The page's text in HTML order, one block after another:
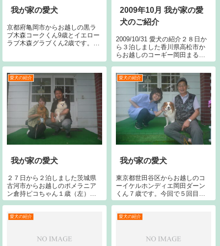
我が家の愛犬
京都府亀岡市からお越しの黒ラ
ブ木森コークくん9歳とイエロー
ラブ木森グラブくん2歳です。今
す。
2009年10月 我が家の愛
犬のご紹介
2009/10/31 愛犬の紹介２８日か
ら３泊しました香川県高松市か
らお越しのコーギー岡田まるく
ん４歳です。宜しくお願いしま
から2泊しました滋賀県大津市か
らお越しのイエローラブ中村ル
ナちゃん11歳で...
愛犬の紹介
我が家の愛犬
２７日から２泊しました茨城県
古河市からお越しのポメラニア
ン倉持ピコちゃん１歳（左）と
同じく倉持ミリちゃん７歳
ます。
愛犬の紹介
我が家の愛犬
東京都世田谷区からお越しのコ
ーイケルホンディエ岡田ダーン
くん７歳です。今回で５回目で
す。宜しくお願い致します。
愛犬の紹介 愛犬の紹介